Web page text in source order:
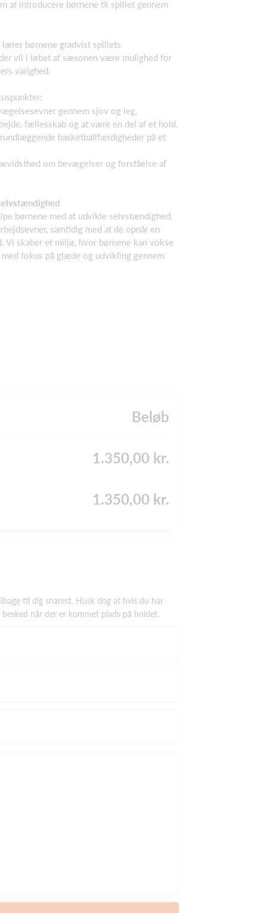
at introducere børnene til spillet gennem
børnene gradvist spillets
vil i løbet af sæsonen være mulighed for
varighed.
gennem sjov og leg.
fællesskab og at være en del af et hold.
basketballfærdigheder på et
om bevægelser og forståelse af
børnene med at udvikle selvstændighed,
samtidig med at de opnår en
Vi skaber et miljø, hvor børnene kan vokse
fokus på glæde og udvikling gennem
Beløb
1.350,00 kr.
1.350,00 kr.
til dig snarest. Husk dog at hvis du har
når der er kommet plads på holdet.